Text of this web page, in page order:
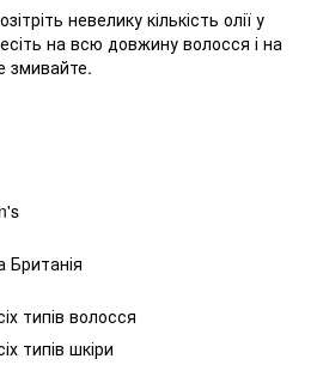
невелику кількість олії у
на всю довжину волосся і на
змивайте.
Британія
типів волосся
типів шкіри